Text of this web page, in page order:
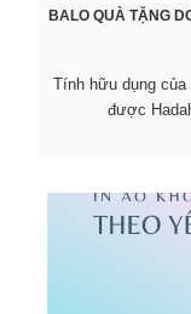
BALO QUÀ TẶNG
Tính hữu dụng của
được